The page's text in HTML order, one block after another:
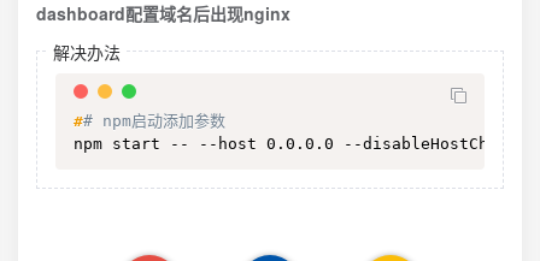
dashboard配置域名后出现nginx
解决办法
## npm启动添加参数
npm start -- --host 0.0.0.0 --